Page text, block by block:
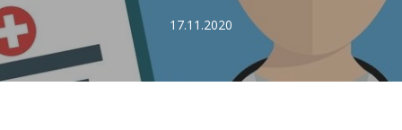
17.11.2020